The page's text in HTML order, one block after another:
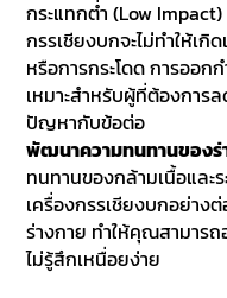
กระแทกต่ำ (Low
กรรเชียงบกจะไม่ทำให้เ
หรือการกระโดด การออก
เหมาะสำหรับผู้ที่ต้องการ
ปัญหากับข้อต่อ
พัฒนาความทนทานของร่
ทนทานของกล้ามเนื้อและ
เครื่องกรรเชียงบกอย่าง
ร่างกาย ทำให้คุณสามารถ
ไม่รู้สึกเหนื่อยง่าย